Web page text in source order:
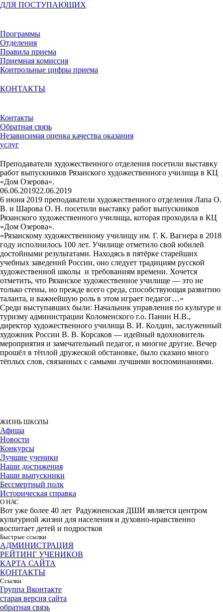
ДЛЯ ПОСТУПАЮЩИХ
Программы
Отделения
Правила приема
Приемная комиссия
Контрольные цифры приема
КОНТАКТЫ
Контакты
Обратная связь
Независимая оценка качества оказания
услуг
Преподаватели художественного отделения посетили выставку
работ выпускников Рязанского художественного училища в КЦ
«Дом Озерова».
06.06.201922.06.2019
6 июня 2019 преподаватели художественного отделения Лапа О.
В. и Шарова О. Н. посетили выставку работ выпускников
Рязанского художественного училища, которая проходила в КЦ
«Дом Озерова».
«Рязанскому художественному училищу им. Г. К. Вагнера в 2018
году исполнилось 100 лет. Училище отметило свой юбилей
достойными результатами. Находясь в пятёрке старейших
учебных заведений России, оно следует традициям русской
художественной школы и требованиям времени. Хочется
отметить, что Рязанское художественное училище — это не
только стены, но прежде всего среда, способствующая развитию
таланта, и важнейшую роль в этом играет педагог…»
Среди выступавших были: Начальник управления по культуре и
туризму администрации Коломенского г.о. Панин Н.В.,
директор художественного училища В. И. Колдин, заслуженный
художник России В. В. Корсаков — идейный вдохновитель
мероприятия и замечательный педагог, и многие другие. Вечер
прошёл в тёплой дружеской обстановке, было сказано много
тёплых слов, связанных с самыми лучшими воспоминаниями.
ЖИЗНЬ ШКОЛЫ
Афиша
Новости
Конкурсы
Лучшие ученики
Наши достижения
Наши выпускники
Бессмертный полк
Историческая справка
О НАС
Вот уже более 40 лет Радужненская ДШИ является центром
культурной жизни для населения и духовно-нравственно
воспитает детей и подростков
Быстрые ссылки
АДМИНИСТРАЦИЯ
РЕЙТИНГ УЧЕНИКОВ
КАРТА САЙТА
КОНТАКТЫ
Ссылки
Группа Вконтакте
старая версия сайта
обратная связь